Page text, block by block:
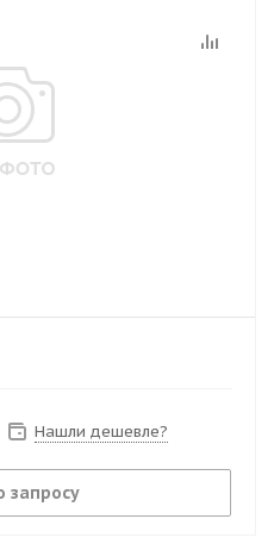
Нашли дешевле?
запросу